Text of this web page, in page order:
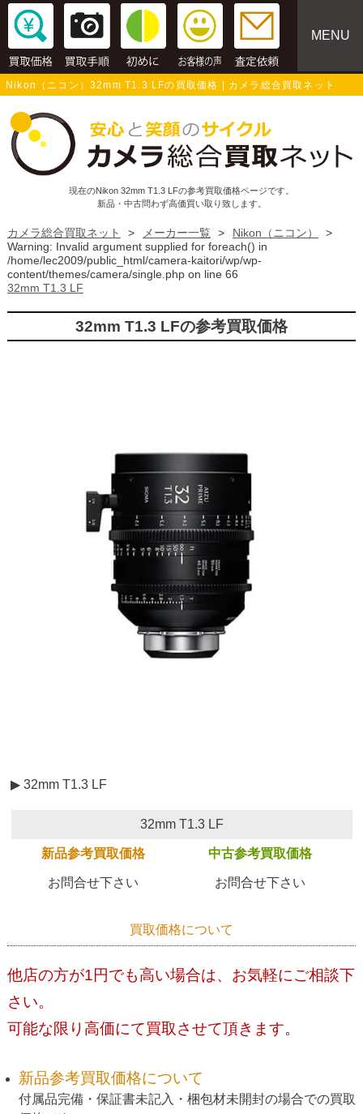
MENU
Nikon（ニコン）32mm T1.3 LFの買取価格 | カメラ総合買取ネット
現在のNikon 32mm T1.3 LFの参考買取価格ページです。
新品・中古問わず高価買い取り致します。
カメラ総合買取ネット > メーカー一覧 > Nikon（ニコン）
>
Warning: Invalid argument supplied for foreach() in
/home/lec2009/public_html/camera-kaitori/wp/wp-
content/themes/camera/single.phpon line 66
32mm T1.3 LF
32mm T1.3 LFの参考買取価格
▶ 32mm T1.3 LF
32mm T1.3 LF
新品参考買取価格 中古参考買取価格
お問合せ下さい お問合せ下さい
買取価格について
他店の方が1円でも高い場合は、お気軽にご相談下
さい。
可能な限り高価にて買取させて頂きます。
新品参考買取価格について
付属品完備・保証書未記入・梱包材未開封の場合での買取